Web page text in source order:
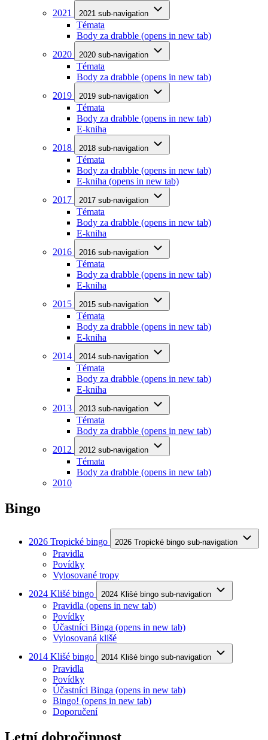
2021
2021 sub-navigation
Témata
Body za drabble (opens in new tab)
2020
2020 sub-navigation
Témata
Body za drabble (opens in new tab)
2019
2019 sub-navigation
Témata
Body za drabble (opens in new tab)
E-kniha
2018
2018 sub-navigation
Témata
Body za drabble (opens in new tab)
E-kniha (opens in new tab)
2017
2017 sub-navigation
Témata
Body za drabble (opens in new tab)
E-kniha
2016
2016 sub-navigation
Témata
Body za drabble (opens in new tab)
E-kniha
2015
2015 sub-navigation
Témata
Body za drabble (opens in new tab)
E-kniha
2014
2014 sub-navigation
Témata
Body za drabble (opens in new tab)
E-kniha
2013
2013 sub-navigation
Témata
Body za drabble (opens in new tab)
2012
2012 sub-navigation
Témata
Body za drabble (opens in new tab)
2010
Bingo
2026 Tropické bingo 2026 Tropické bingo sub-navigation
Pravidla
Povídky
Vylosované tropy
2024 Klišé bingo
2024 Klišé bingo sub-navigation
Pravidla (opens in new tab)
Povídky
Účastníci Binga (opens in new tab)
Vylosovaná klišé
2014 Klišé bingo
2014 Klišé bingo sub-navigation
Pravidla
Povídky
Účastníci Binga (opens in new tab)
Bingo! (opens in new tab)
Doporučení
Letní dobročinnost